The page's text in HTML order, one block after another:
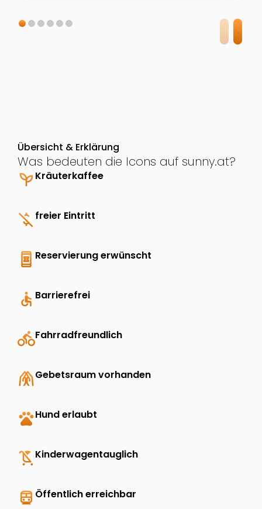
Übersicht & Erklärung
Was bedeuten die Icons auf sunny.at?
psychiatryKräuterkaffee
money_off freier Eintritt
book_online Reservierung erwünscht
accessible Barrierefrei
directions_bikeFahrradfreundlich
folded_handsGebetsraum vorhanden
petsHund erlaubt
child_friendly Kinderwagentauglich
directions_transit Öffentlich erreichbar